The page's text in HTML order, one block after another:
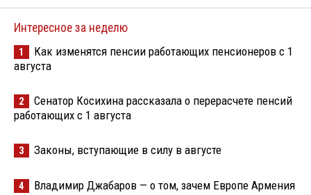
Интересное за неделю
1
Как изменятся пенсии работающих пенсионеров с 1
августа
2
Сенатор Косихина рассказала о перерасчете пенсий
работающих с 1 августа
3 Законы, вступающие в силу в августе
4 Владимир Джабаров — о том, зачем Европе Армения